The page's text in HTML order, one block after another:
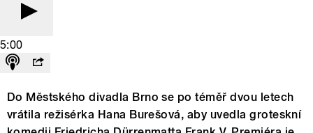
5:00
Do Městského divadla Brno se po téměř dvou letech
vrátila režisérka Hana Burešová, aby uvedla groteskní